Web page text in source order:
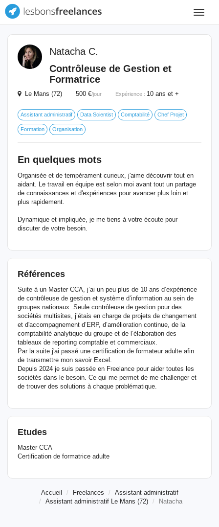
Toggle
Natacha C.
Contrôleuse de Gestion et
Formatrice
Le Mans (72) 500 €/jour Expérience : 10 ans et +
Assistant administratif Data Scientist Comptabilité Chef Projet
Formation Organisation
En quelques mots
Organisée et de tempérament curieux, j'aime découvrir tout en
aidant. Le travail en équipe est selon moi avant tout un partage
de connaissances et d'expériences pour avancer plus loin et
plus rapidement.
Dynamique et impliquée, je me tiens à votre écoute pour
discuter de votre besoin.
Références
Suite à un Master CCA, j’ai un peu plus de 10 ans d’expérience
de contrôleuse de gestion et système d’information au sein de
groupes nationaux. Seule contrôleuse de gestion pour des
sociétés multisites, j’étais en charge de projets de changement
et d'accompagnement d’ERP, d’amélioration continue, de la
comptabilité analytique du groupe et de l’élaboration des
tableaux de reporting comptable et commerciaux.
Par la suite j'ai passé une certification de formateur adulte afin
de transmettre mon savoir Excel.
Depuis 2024 je suis passée en Freelance pour aider toutes les
sociétés dans le besoin. Ce qui me permet de me challenger et
de trouver des solutions à chaque problématique.
Etudes
Master CCA
Certification de formatrice adulte
Accueil Freelances
Assistant administratif
Assistant administratif Le Mans (72)
Natacha